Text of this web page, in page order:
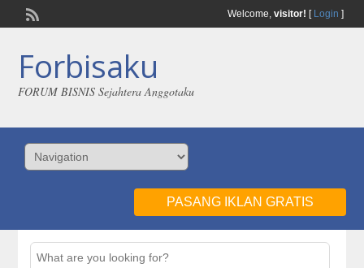
Welcome, visitor! [ Login ]
Forbisaku
FORUM BISNIS Sejahtera Anggotaku
PASANG IKLAN GRATIS